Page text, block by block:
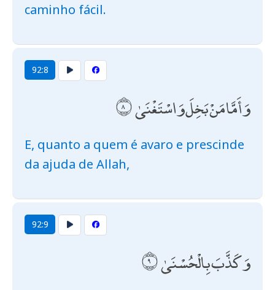
caminho fácil.
92:8
وَأَمَّا مَنْ بَخِلَ وَاسْتَغْنَىٰ
E, quanto a quem é avaro e prescinde
da ajuda de Allah,
92:9
وَكَذَّبَ بِالْحُسْنَىٰ